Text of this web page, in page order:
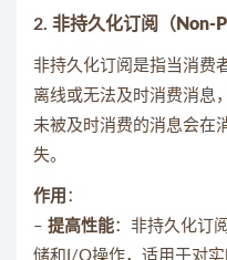
2. 非持久化订阅（Non-
非持久化订阅是指当消费
离线或无法及时消费消息
未被及时消费的消息会在
失。
作用 ：
– 提高性能：非持久化订
储和I/O操作，适用于对实